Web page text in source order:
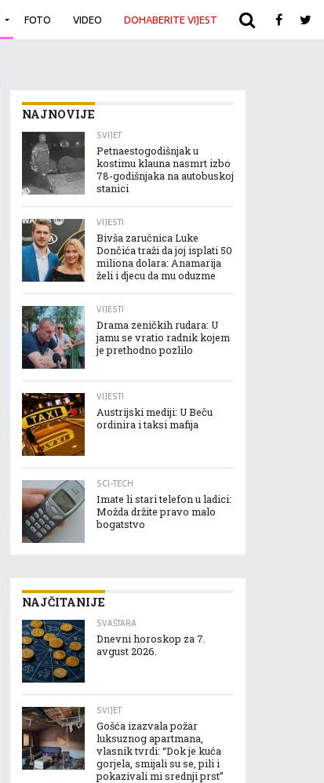
FOTO VIDEO DOHABERITE VIJEST ARHIVA
NAJNOVIJE
SVIJET
Petnaestogodišnjak u
kostimu klauna nasmrt izbo
78-godišnjaka na autobuskoj
stanici
VIJESTI
Bivša zaručnica Luke
Dončića traži da joj isplati 50
miliona dolara: Anamarija
želi i djecu da mu oduzme
VIJESTI
Drama zeničkih rudara: U
jamu se vratio radnik kojem
je prethodno pozlilo
VIJESTI
Austrijski mediji: U Beču
ordinira i taksi mafija
SCI-TECH
Imate li stari telefon u ladici:
Možda držite pravo malo
bogatstvo
NAJČITANIJE
SVAŠTARA
Dnevni horoskop za 7.
avgust 2026.
SVIJET
Gošća izazvala požar
luksuznog apartmana,
vlasnik tvrdi: “Dok je kuća
gorjela, smijali su se, pili i
pokazivali mi srednji prst”